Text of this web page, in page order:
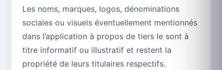
Les noms, marques, logos, dénominations
sociales ou visuels éventuellement mentionnés
dans l’application à propos de tiers le sont à
titre informatif ou illustratif et restent la
propriété de leurs titulaires respectifs.